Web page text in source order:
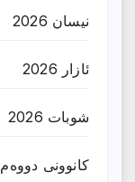
نیسان 2026
ئازار 2026
شوبات 2026
کانوونی دووەم 2026